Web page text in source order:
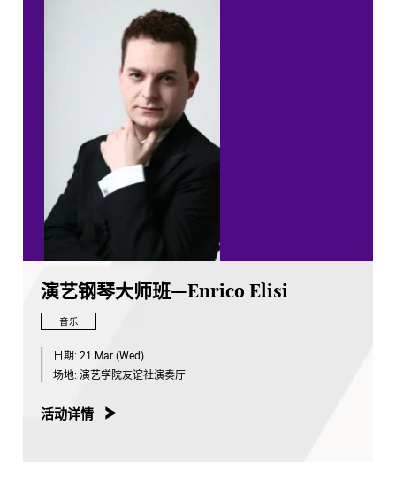
演艺钢琴大师班—Enrico Elisi
音乐
日期: 21 Mar (Wed)
场地: 演艺学院友谊社演奏厅
活动详情